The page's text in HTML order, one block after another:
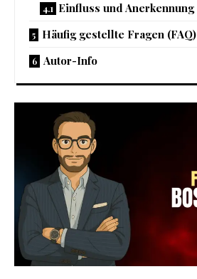
Einfluss und Anerkennung
Häufig gestellte Fragen (FAQ)
Autor-Info